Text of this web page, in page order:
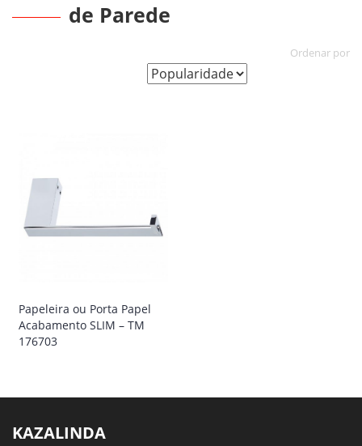
de Parede
Papeleira ou Porta Papel
Acabamento SLIM – TM
176703
KAZALINDA